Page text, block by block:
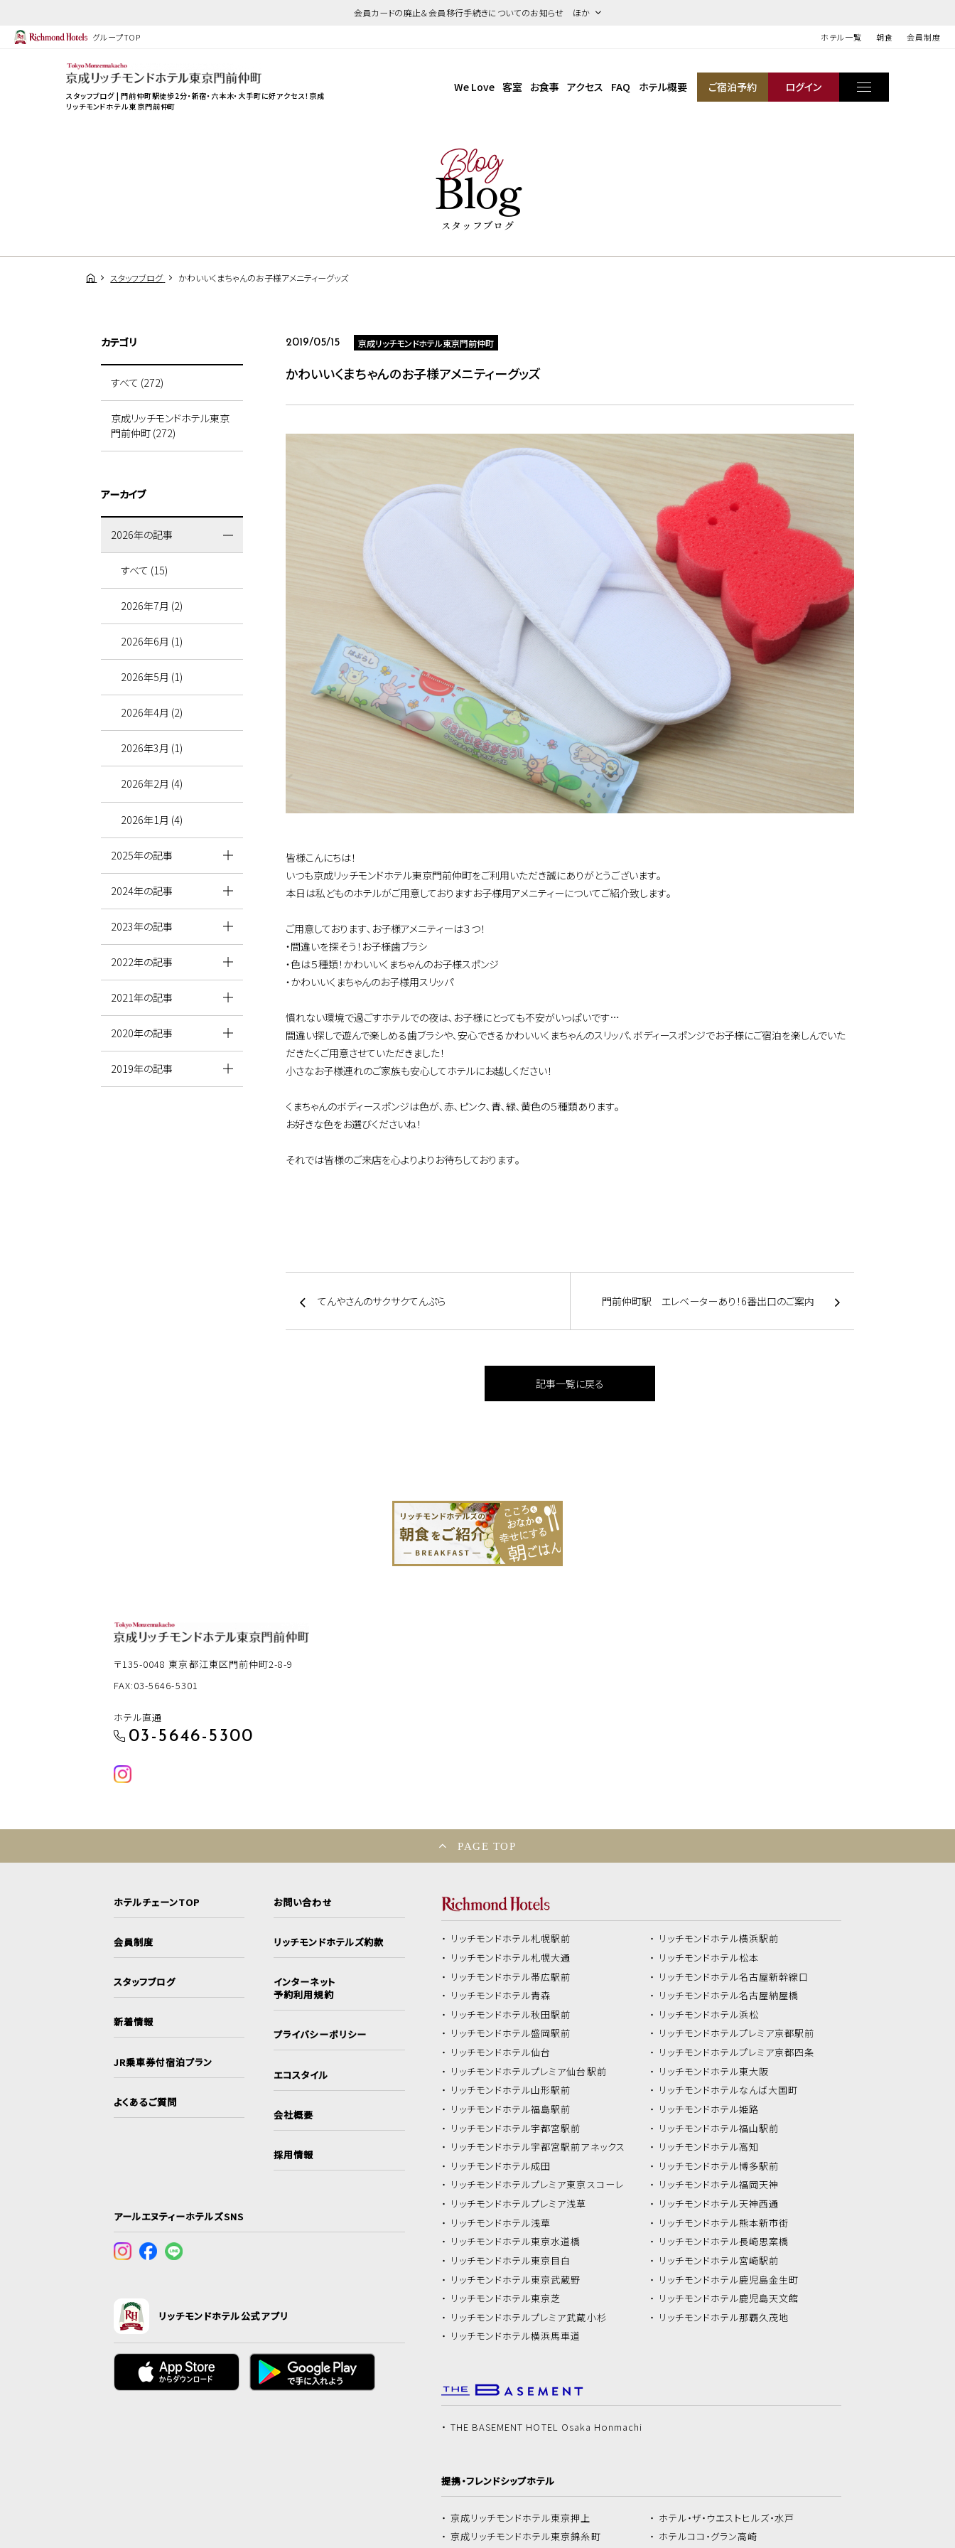
会員カードの廃止＆会員移行手続きについてのお知らせ ほか
グループTOP ホテル一覧 朝食 会員制度
スタッフブログ | 門前仲町駅徒歩2分・新宿・六本木・大手町に好アクセス！京成
リッチモンドホテル 東京門前仲町
We Love 客室 お食事 アクセス FAQ ホテル概要 ご宿泊予約 ログイン
Blog
Blog
スタッフブログ
スタッフブログ かわいいくまちゃんのお子様アメニティーグッズ
2019/05/15 京成リッチモンドホテル東京門前仲町
かわいいくまちゃんのお子様アメニティーグッズ
皆様こんにちは！
いつも京成リッチモンドホテル東京門前仲町をご利用いただき誠にありがとうございます｡
本日は私どものホテルがご用意しておりますお子様用アメニティーについてご紹介致します｡
ご用意しております､お子様アメニティーは３つ！
・間違いを探そう！お子様歯ブラシ
・色は５種類！かわいいくまちゃんのお子様スポンジ
・かわいいくまちゃんのお子様用スリッパ
慣れない環境で過ごすホテルでの夜は､お子様にとっても不安がいっぱいです…
間違い探しで遊んで楽しめる歯ブラシや､安心できるかわいいくまちゃんのスリッパ､ボディースポンジでお子様にご宿泊を楽しんでいた
だきたくご用意させていただきました！
小さなお子様連れのご家族も安心してホテルにお越しください！
くまちゃんのボディースポンジは色が､赤､ピンク､青､緑､黄色の５種類あります｡
お好きな色をお選びくださいね！
それでは皆様のご来店を心よりよりお待ちしております｡
てんやさんのサクサクてんぷら 門前仲町駅 エレベーターあり！6番出口のご案内
記事一覧に戻る
カテゴリ
すべて (272)
京成リッチモンドホテル東京
門前仲町 (272)
アーカイブ
2026年の記事
すべて (15)
2026年7月 (2)
2026年6月 (1)
2026年5月 (1)
2026年4月 (2)
2026年3月 (1)
2026年2月 (4)
2026年1月 (4)
2025年の記事
2024年の記事
2023年の記事
2022年の記事
2021年の記事
2020年の記事
2019年の記事
〒135-0048東京都江東区門前仲町2-8-9
FAX:03-5646-5301
ホテル直通
03-5646-5300
PAGE TOP
ホテルチェーンTOP
会員制度
スタッフブログ
新着情報
JR乗車券付宿泊プラン
よくあるご質問
お問い合わせ
リッチモンドホテルズ約款
インターネット
予約利用規約
プライバシーポリシー
エコスタイル
会社概要
採用情報
アールエヌティーホテルズSNS
リッチモンドホテル公式アプリ
リッチモンドホテル札幌駅前
リッチモンドホテル札幌大通
リッチモンドホテル帯広駅前
リッチモンドホテル青森
リッチモンドホテル秋田駅前
リッチモンドホテル盛岡駅前
リッチモンドホテル仙台
リッチモンドホテルプレミア仙台駅前
リッチモンドホテル山形駅前
リッチモンドホテル福島駅前
リッチモンドホテル宇都宮駅前
リッチモンドホテル宇都宮駅前アネックス
リッチモンドホテル成田
リッチモンドホテルプレミア東京スコーレ
リッチモンドホテルプレミア浅草
リッチモンドホテル浅草
リッチモンドホテル東京水道橋
リッチモンドホテル東京目白
リッチモンドホテル東京武蔵野
リッチモンドホテル東京芝
リッチモンドホテルプレミア武蔵小杉
リッチモンドホテル横浜馬車道
リッチモンドホテル横浜駅前
リッチモンドホテル松本
リッチモンドホテル名古屋新幹線口
リッチモンドホテル名古屋納屋橋
リッチモンドホテル浜松
リッチモンドホテルプレミア京都駅前
リッチモンドホテルプレミア京都四条
リッチモンドホテル東大阪
リッチモンドホテルなんば大国町
リッチモンドホテル姫路
リッチモンドホテル福山駅前
リッチモンドホテル高知
リッチモンドホテル博多駅前
リッチモンドホテル福岡天神
リッチモンドホテル天神西通
リッチモンドホテル熊本新市街
リッチモンドホテル長崎思案橋
リッチモンドホテル宮崎駅前
リッチモンドホテル鹿児島金生町
リッチモンドホテル鹿児島天文館
リッチモンドホテル那覇久茂地
THE BASEMENT HOTEL Osaka Honmachi
提携・フレンドシップホテル
京成リッチモンドホテル東京押上 ホテル・ザ・ ウエストヒルズ・水戸
京成リッチモンドホテル東京錦糸町 ホテルココ・グラン高崎